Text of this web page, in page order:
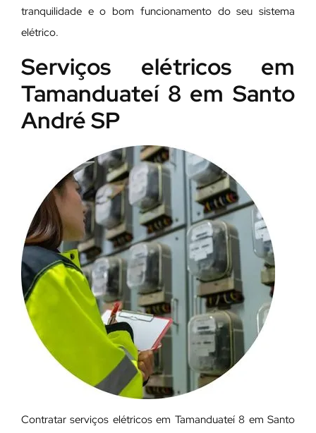
tranquilidade e o bom funcionamento do seu sistema
elétrico.
Serviços elétricos em
Tamanduateí 8 em Santo
André SP
Contratar serviços elétricos em Tamanduateí 8 em Santo